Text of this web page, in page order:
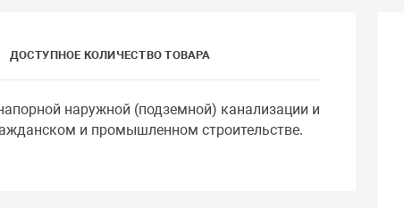
ДОСТУПНОЕ КОЛИЧЕСТВО ТОВАРА
наружной (подземной) канализации и
и промышленном строительстве.